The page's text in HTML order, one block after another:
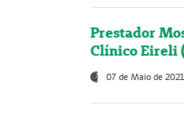
Prestador
Clínico Eireli
07 de Maio de 2021